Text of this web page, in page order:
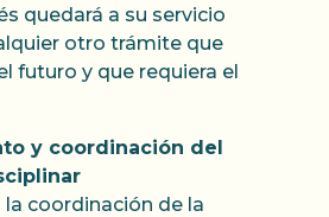
quedará a su servicio
otro trámite que
futuro y que requiera el
y coordinación del
coordinación de la